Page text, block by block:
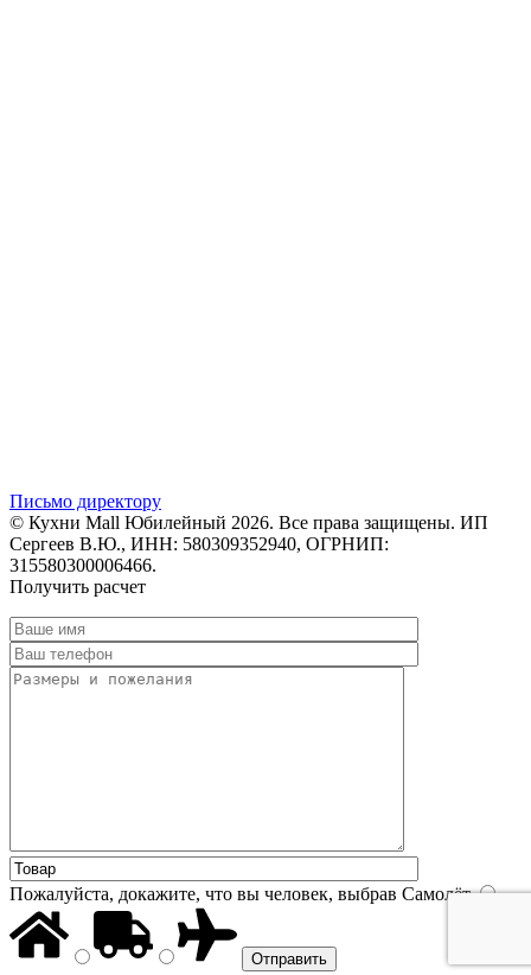
Письмо директору
© Кухни Mall Юбилейный 2026. Все права защищены. ИП
Сергеев В.Ю., ИНН: 580309352940, ОГРНИП:
315580300006466.
Получить расчет
Пожалуйста, докажите, что вы человек, выбрав Самолёт.